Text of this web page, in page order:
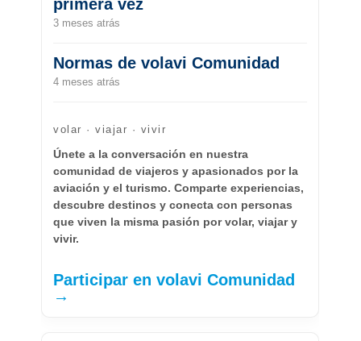
primera vez
3 meses atrás
Normas de volavi Comunidad
4 meses atrás
volar · viajar · vivir
Únete a la conversación en nuestra
comunidad de viajeros y apasionados por la
aviación y el turismo. Comparte experiencias,
descubre destinos y conecta con personas
que viven la misma pasión por volar, viajar y
vivir.
Participar en volavi Comunidad
→